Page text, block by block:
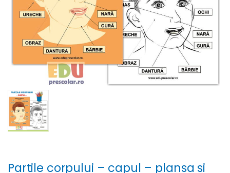
Partile corpului – capul – plansa si